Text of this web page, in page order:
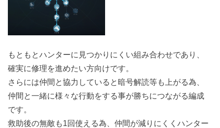
もともとハンターに見つかりにくい組み合わせであり、
確実に修理を進めたい方向けです。
さらには仲間と協力していると暗号解読等も上がる為、
仲間と一緒に様々な行動をする事が勝ちにつながる編成
です。
救助後の無敵も1回使える為、仲間が減りにくくハンター